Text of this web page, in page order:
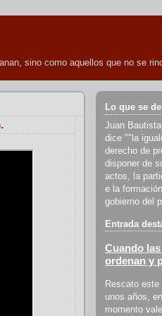
sino como aquellos que no se
Lo que se
Juan
dice ""la
derecho de
disponer de
actos, la
e la
gobierno del
Entrada
Cuando
ordenan y
Rescato
unos años,
momento